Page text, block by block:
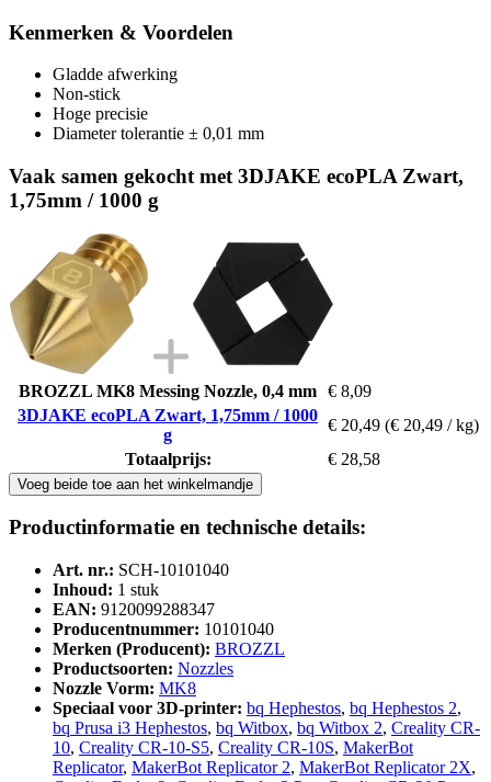
Kenmerken & Voordelen
Gladde afwerking
Non-stick
Hoge precisie
Diameter tolerantie ± 0,01 mm
Vaak samen gekocht met 3DJAKE ecoPLA Zwart,
1,75mm / 1000 g
BROZZL MK8 Messing Nozzle, 0,4 mm € 8,09
3DJAKE ecoPLA Zwart, 1,75mm / 1000
g
€ 20,49 (€ 20,49 / kg)
Totaalprijs:
€ 28,58
Voeg beide toe aan het winkelmandje
Productinformatie en technische details:
Art. nr.: SCH-10101040
Inhoud: 1 stuk
EAN: 9120099288347
Producentnummer: 10101040
Merken (Producent): BROZZL
Productsoorten: Nozzles
Nozzle Vorm: MK8
Speciaal voor 3D-printer: bq Hephestos, bq Hephestos 2,
bq Prusa i3 Hephestos, bq Witbox, bq Witbox 2, Creality CR-
10, Creality CR-10-S5, Creality CR-10S, MakerBot
Replicator, MakerBot Replicator 2, MakerBot Replicator 2X,